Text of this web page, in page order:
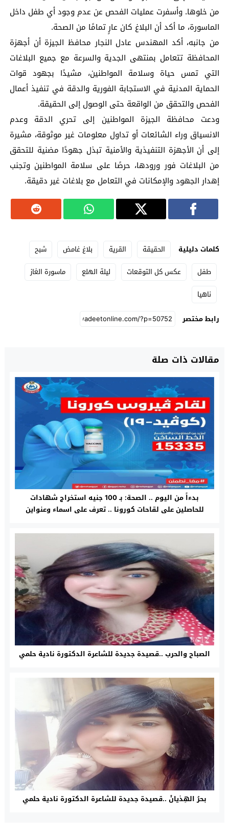
من خلوها. وأسفرت عمليات الفحص عن عدم وجود أي طفل داخل
الماسورة، ما أكد أن البلاغ كان عارٍ تمامًا من الصحة.
من جانبه، أكد المهندس عادل النجار محافظ الجيزة أن أجهزة
المحافظة تتعامل بمنتهى الجدية والسرعة مع جميع البلاغات
التي تمس حياة وسلامة المواطنين، مشيدًا بجهود قوات
الحماية المدنية في الاستجابة الفورية والدقة في تنفيذ أعمال
الفحص والتحقق من الواقعة حتى الوصول إلى الحقيقة.
ودعت محافظة الجيزة المواطنين إلى تحري الدقة وعدم
الانسياق وراء الشائعات أو تداول معلومات غير موثوقة، مشيرة
إلى أن الأجهزة التنفيذية والأمنية تبذل جهودًا مضنية للتحقق
من البلاغات فور ورودها، حرصًا على سلامة المواطنين وتجنب
إهدار الجهود والإمكانات في التعامل مع بلاغات غير دقيقة.
كلمات دليلية الحقيقة القرية بلاغ غامض
شبح
طفل
عكس كل التوقعات ليلة الهلع
ماسورة الغاز
ناهيا
رابط مختصر
مقالات ذات صلة
بدءاً من اليوم .. الصحة: بـ 100 جنيه استخراج شهادات
للحاصلين على لقاحات كورونا .. تعرف على اسماء وعنواين
الصباح والحرب ..قصيدة جديدة للشاعرة الدكتورة نادية حلمي
بحرُ الهِذيانْ ..قصيدة جديدة للشاعرة الدكتورة نادية حلمي